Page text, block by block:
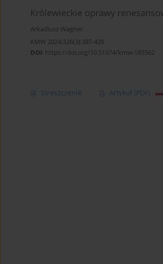
Królewieckie oprawy
Arkadiusz Wagner
KMW 2024;326(3):387-426
DOI: https://doi.org/10.51974/kmw-185562
Streszczenie Artykuł (PDF)